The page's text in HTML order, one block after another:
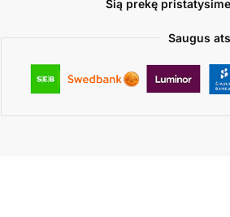
Šią prekę
Saugus